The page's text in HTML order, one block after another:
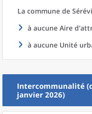
La commune de
à aucune Aire
à aucune Unité
Intercommunalité
janvier 2026)